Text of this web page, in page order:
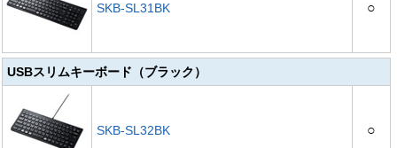
SKB-SL31BK ○
USBスリムキーボード（ブラック）
SKB-SL32BK ○